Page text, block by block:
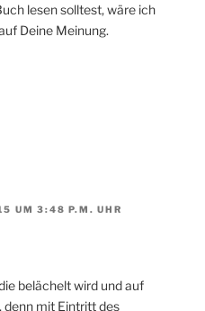
lesen solltest, wäre ich
Deine Meinung.
UM 3:48 P.M. UHR
belächelt wird und auf
mit Eintritt des